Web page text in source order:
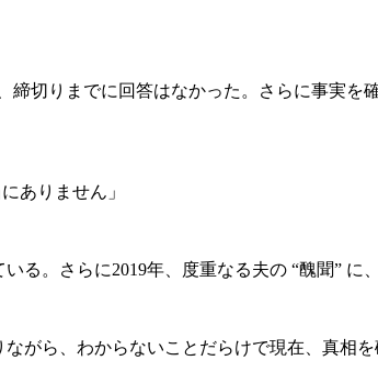
切りまでに回答はなかった。さらに事実を
ありません」
。さらに2019年、度重なる夫の “醜聞” に
がら、わからないことだらけで現在、真相